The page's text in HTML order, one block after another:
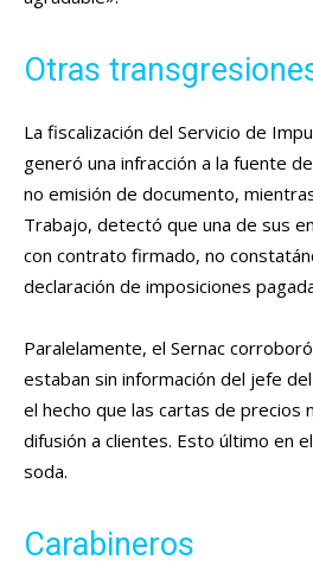
Otras
La fiscalización del Servicio de
generó una infracción a la fuente
no emisión de documento,
Trabajo, detectó que una de sus
con contrato firmado, no
declaración de imposiciones
Paralelamente, el Sernac
estaban sin información del jefe
el hecho que las cartas de precios
difusión a clientes. Esto último en
soda.
Carabineros